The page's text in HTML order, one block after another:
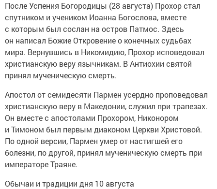
После Успения Богородицы (28 августа) Прохор стал
спутником и учеником Иоанна Богослова, вместе
с которым был сослан на остров Патмос. Здесь
он написал Божие Откровение о конечных судьбах
мира. Вернувшись в Никомидию, Прохор исповедовал
христианскую веру язычникам. В Антиохии святой
принял мученическую смерть.
Апостол от семидесяти Пармен усердно проповедовал
христианскую веру в Македонии, служил при трапезах.
Он вместе с апостолами Прохором, Никонором
и Тимоном был первым диаконом Церкви Христовой.
По одной версии, Пармен умер от настигшей его
болезни, по другой, принял мученическую смерть при
императоре Траяне.
Обычаи и традиции дня 10 августа